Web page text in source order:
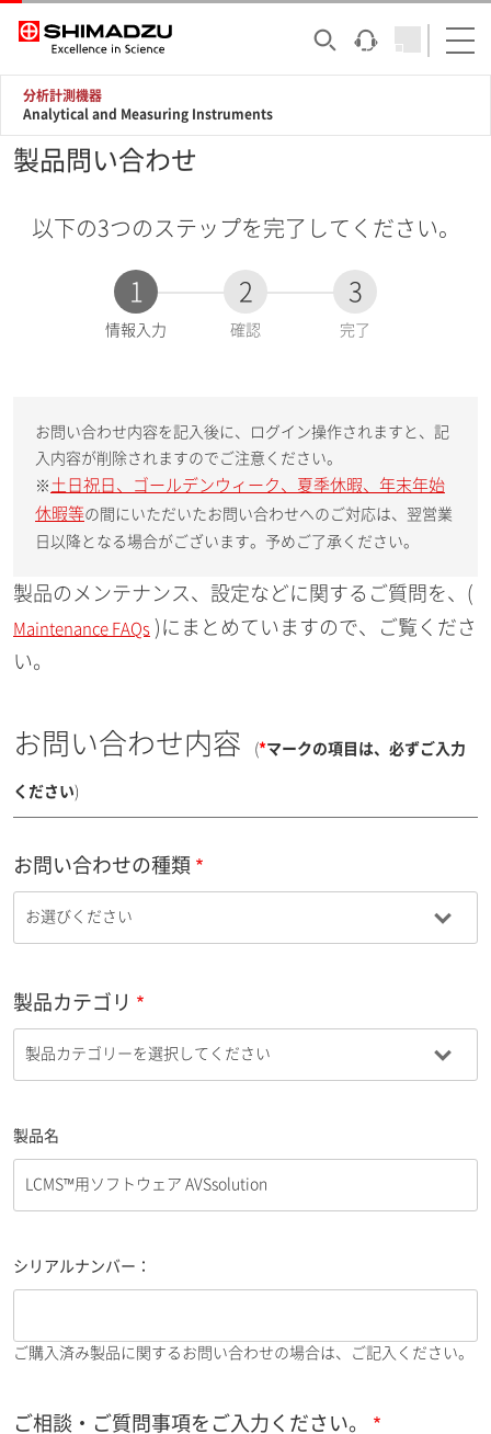
分析計測機器
Analytical and Measuring Instruments
製品問い合わせ
以下の3つのステップを完了してください。
1
現
情報入力
2
確認
3
完了
お問い合わせ内容を記入後に、ログイン操作されますと、記
入内容が削除されますのでご注意ください。
※ 土日祝日、ゴールデンウィーク、夏季休暇、年末年始
休暇等の間にいただいたお問い合わせへのご対応は、翌営業
日以降となる場合がございます。予めご了承ください。
製品のメンテナンス、設定などに関するご質問を、(
Maintenance FAQs )にまとめていますので、ご覧くださ
い。
お問い合わせ内容 (*マークの項目は、必ずご入力
ください)
お問い合わせの種類
製品カテゴリ
製品名
シリアルナンバー：
ご購入済み製品に関するお問い合わせの場合は、ご記入ください。
ご相談・ご質問事項をご入力ください。